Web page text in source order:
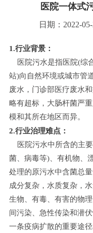
医院一体式
日期：2022-
1.行业背景：
医院污水是指医院(综
站)向自然环境或城市管
废水，门诊部医疗废水
略有超标，大肠杆菌严
模和其所在地区而异。
2.行业治理难点：
医院污水中所含的主
菌、病毒等)、有机物、
处理的原污水中含菌总
成分复杂，水质复杂，
生物、有毒、有害的物
间污染、急性传染和潜
一条疫病扩散的重要途径